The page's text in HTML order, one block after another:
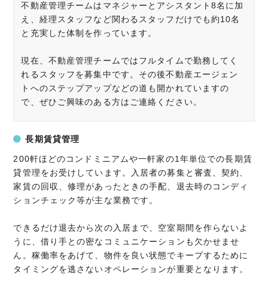
不動産管理チームはマネジャーとアシスタント8名に加
え、経理スタッフなど関わるスタッフだけでも約10名
と充実した体制を作っています。
現在、不動産管理チームではフルタイムで勤務してく
れるスタッフを募集中です。その後不動産エージェン
トへのステップアップなどの道も開かれていますの
で、ぜひご興味のある方はご連絡ください。
長期賃貸管理
200軒ほどのコンドミニアムや一軒家の1年単位での長期賃
貸管理をお受けしています。入居者の募集と審査、契約、
家賃の回収、修理があったときの手配、退去時のコンディ
ションチェック等が主な業務です。
できるだけ退去から次の入居まで、空室期間を作らないよ
うに、借り手との密なコミュニケーションも欠かせませ
ん。稼働率をあげて、物件を良い状態でキープするために
タイミングを逃さないオペレーションが重要となります。